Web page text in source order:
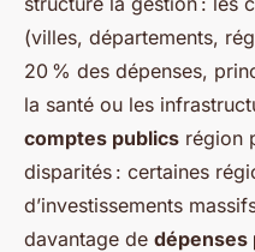
(villes, départements,
20 % des dépenses,
la santé ou les
comptes publics région
disparités : certaines
d’investissements
davantage de dépenses